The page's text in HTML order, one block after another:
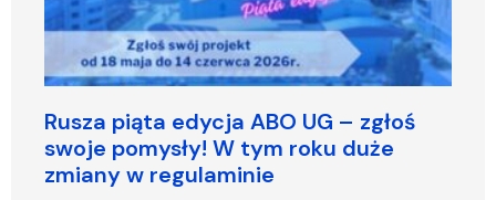
Rusza piąta edycja ABO UG – zgłoś
swoje pomysły! W tym roku duże
zmiany w regulaminie